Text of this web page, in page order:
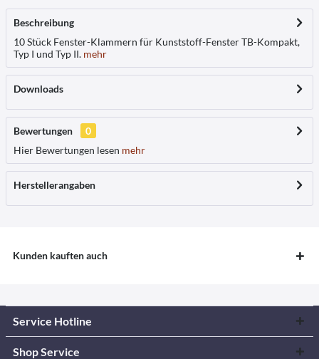
Beschreibung
10 Stück Fenster-Klammern für Kunststoff-Fenster TB-Kompakt,
Typ I und Typ II. mehr
Downloads
Bewertungen
0
Hier Bewertungen lesen mehr
Herstellerangaben
Kunden kauften auch
Service Hotline
Shop Service